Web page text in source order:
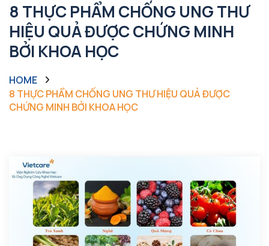
8 THỰC PHẨM CHỐNG UNG THƯ
HIỆU QUẢ ĐƯỢC CHỨNG MINH
BỞI KHOA HỌC
HOME
8 THỰC PHẨM CHỐNG UNG THƯ HIỆU QUẢ ĐƯỢC
CHỨNG MINH BỞI KHOA HỌC